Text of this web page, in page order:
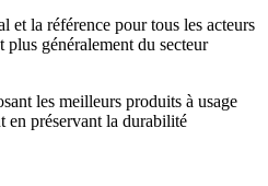
et la référence pour tous les acteurs
plus généralement du secteur
les meilleurs produits à usage
en préservant la durabilité